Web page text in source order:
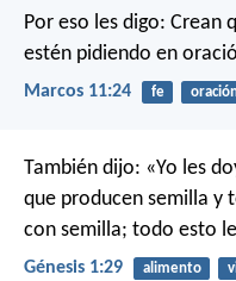
Por eso les digo: Crean
estén pidiendo en
Marcos 11:24 fe
También dijo: «Yo les
que producen semilla y
con semilla; todo esto
Génesis 1:29 alimento